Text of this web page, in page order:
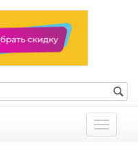
Показать
меню